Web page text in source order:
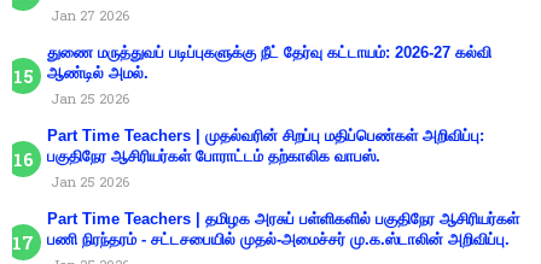
Jan 27 2026
துணை மருத்துவப் படிப்புகளுக்கு நீட் தேர்வு கட்டாயம்: 2026-27 கல்வி
ஆண்டில் அமல்.
Jan 25 2026
Part Time Teachers | முதல்வரின் சிறப்பு மதிப்பெண்கள் அறிவிப்பு:
பகுதிநேர ஆசிரியர்கள் போராட்டம் தற்காலிக வாபஸ்.
Jan 25 2026
Part Time Teachers | தமிழக அரசுப் பள்ளிகளில் பகுதிநேர ஆசிரியர்கள்
பணி நிரந்தரம் - சட்டசபையில் முதல்-அமைச்சர் மு.க.ஸ்டாலின் அறிவிப்பு.